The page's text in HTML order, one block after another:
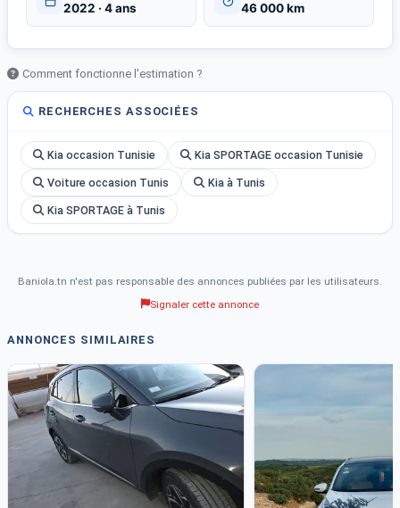
2022 · 4 ans 46 000 km
Comment fonctionne l'estimation ?
RECHERCHES ASSOCIÉES
Kia occasion Tunisie Kia SPORTAGE occasion Tunisie
Voiture occasion Tunis Kia à Tunis
Kia SPORTAGE à Tunis
Baniola.tn n'est pas responsable des annonces publiées par les utilisateurs.
Signaler cette annonce
ANNONCES SIMILAIRES